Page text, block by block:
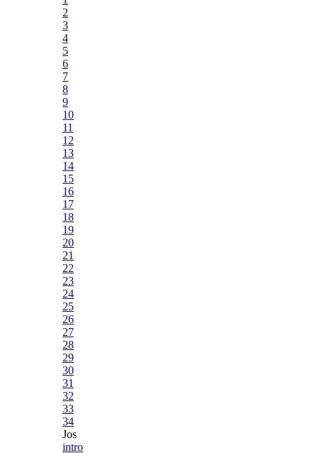
2
3
4
5
6
7
8
9
10
11
12
13
14
15
16
17
18
19
20
21
22
23
24
25
26
27
28
29
30
31
32
33
34
Jos
intro